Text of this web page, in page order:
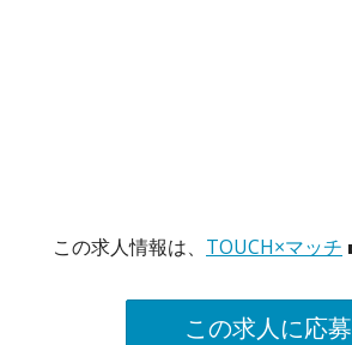
この求人情報は、 TOUCH×マッチ
この求人に応募